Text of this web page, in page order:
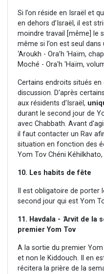
Si l’on réside en Israël et
en dehors d’Israël, il est
moindre travail [même] le
même si l’on est seul
‘Aroukh - Ora’h ‘Haïm,
Moché - Ora'h 'Haïm,
Certains endroits situés
discussion. D'après
aux résidents d'Israël,
durant le second jour de
avec Chabbath. Avant
il faut contacter un Rav
situation en fonction des
Yom Tov Chéni
10. Les habits de fête
Il est obligatoire de porter
second jour qui est Yom
11. Havdala - Arvit de la
premier Yom Tov
A la sortie du premier
et non le Kiddouch. Il en
récitera la prière de la